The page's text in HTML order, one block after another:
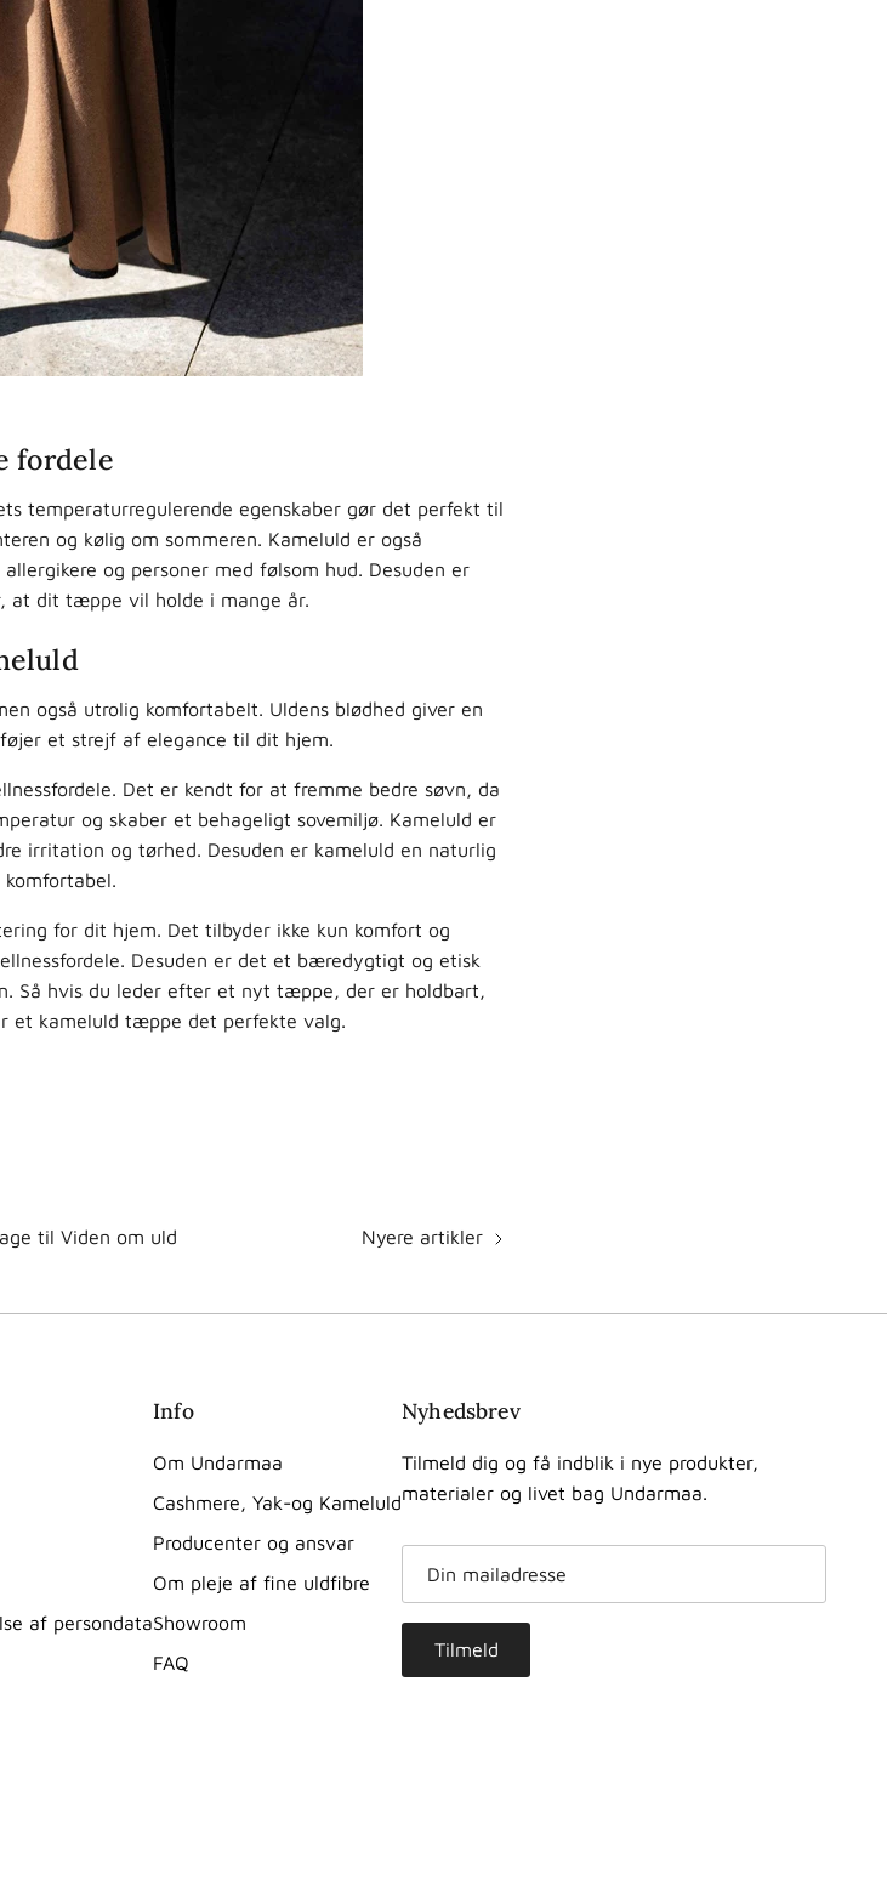
fordele
temperaturregulerende egenskaber gør det perfekt til
og kølig om sommeren. Kameluld er også
og personer med følsom hud. Desuden er
at dit tæppe vil holde i mange år.
også utrolig komfortabelt. Uldens blødhed giver en
et strejf af elegance til dit hjem.
Det er kendt for at fremme bedre søvn, da
og skaber et behageligt sovemiljø. Kameluld er
irritation og tørhed. Desuden er kameluld en naturlig
for dit hjem. Det tilbyder ikke kun komfort og
Desuden er det et bæredygtigt og etisk
Så hvis du leder efter et nyt tæppe, der er holdbart,
et kameluld tæppe det perfekte valg.
til Viden om uld Nyere artikler
af persondata
Info
Om Undarmaa
Cashmere, Yak-og Kameluld
Producenter og ansvar
Om pleje af fine uldfibre
Showroom
FAQ
Nyhedsbrev
Tilmeld dig og få indblik i nye produkter,
materialer og livet bag Undarmaa.
Tilmeld